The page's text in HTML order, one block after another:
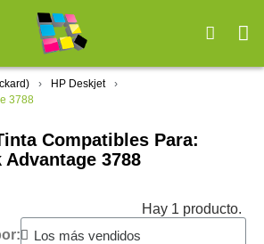
HP Deskjet
3788
Compatibles Para:
Advantage 3788
Hay 1 producto.